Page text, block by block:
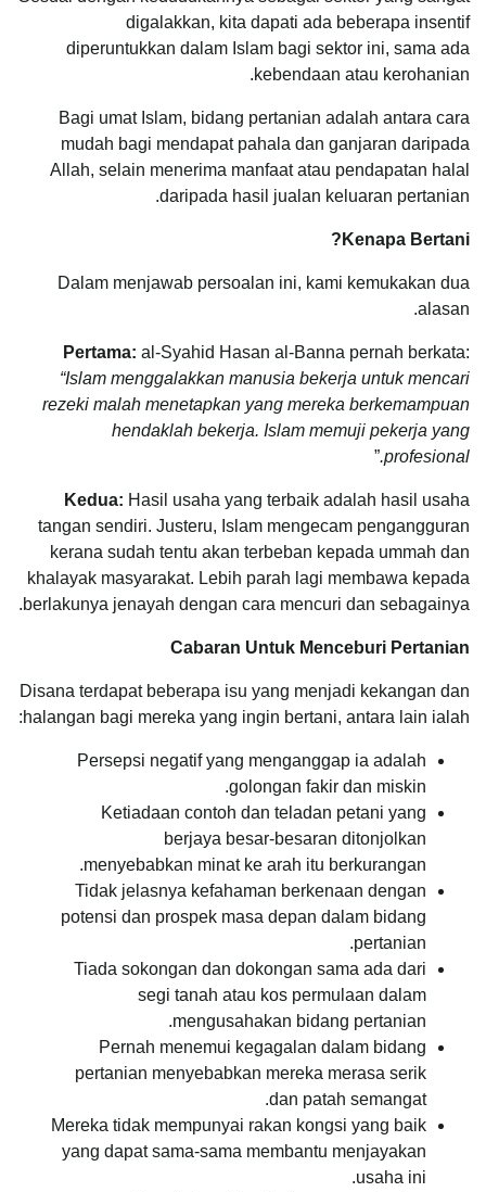
digalakkan, kita dapati ada beberapa insentif
diperuntukkan dalam Islam bagi sektor ini, sama ada
kebendaan atau kerohanian.
Bagi umat Islam, bidang pertanian adalah antara cara
mudah bagi mendapat pahala dan ganjaran daripada
Allah, selain menerima manfaat atau pendapatan halal
daripada hasil jualan keluaran pertanian.
Kenapa Bertani?
Dalam menjawab persoalan ini, kami kemukakan dua
alasan.
Pertama: al-Syahid Hasan al-Banna pernah berkata:
“Islam menggalakkan manusia bekerja untuk mencari
rezeki malah menetapkan yang mereka berkemampuan
hendaklah bekerja. Islam memuji pekerja yang
profesional.
”
Kedua: Hasil usaha yang terbaik adalah hasil usaha
tangan sendiri. Justeru, Islam mengecam pengangguran
kerana sudah tentu akan terbeban kepada ummah dan
khalayak masyarakat. Lebih parah lagi membawa kepada
berlakunya jenayah dengan cara mencuri dan sebagainya.
Cabaran Untuk Menceburi Pertanian
Disana terdapat beberapa isu yang menjadi kekangan dan
halangan bagi mereka yang ingin bertani, antara lain ialah:
Persepsi negatif yang menganggap ia adalah
golongan fakir dan miskin.
Ketiadaan contoh dan teladan petani yang
berjaya besar-besaran ditonjolkan
menyebabkan minat ke arah itu berkurangan.
Tidak jelasnya kefahaman berkenaan dengan
potensi dan prospek masa depan dalam bidang
pertanian.
Tiada sokongan dan dokongan sama ada dari
segi tanah atau kos permulaan dalam
mengusahakan bidang pertanian.
Pernah menemui kegagalan dalam bidang
pertanian menyebabkan mereka merasa serik
dan patah semangat.
Mereka tidak mempunyai rakan kongsi yang baik
yang dapat sama-sama membantu menjayakan
usaha ini.